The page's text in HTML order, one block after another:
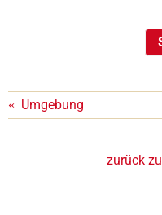
« Umgebung
zurück